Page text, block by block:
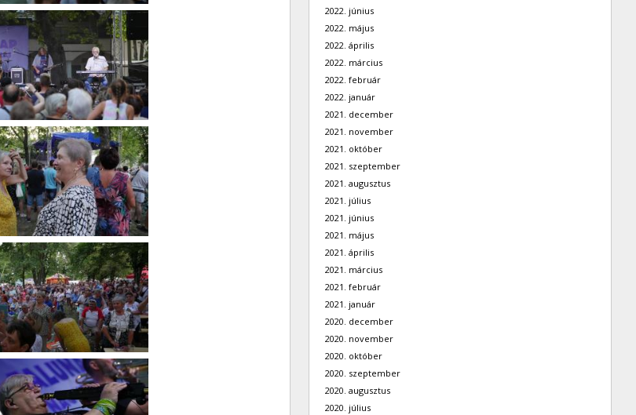
2022. június
2022. május
2022. április
2022. március
2022. február
2022. január
2021. december
2021. november
2021. október
2021. szeptember
2021. augusztus
2021. július
2021. június
2021. május
2021. április
2021. március
2021. február
2021. január
2020. december
2020. november
2020. október
2020. szeptember
2020. augusztus
2020. július